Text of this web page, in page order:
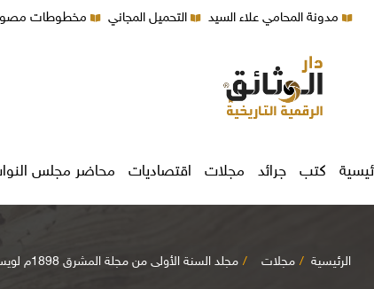
مدونة المحامي علاء السيد التحميل المجاني مخطوطات
كتب جرائد مجلات اقتصاديات محاضر مجلس
الرئيسية مجلات مجلد السنة الأولى من مجلة المشرق 1898م لويس شيخو اليسوعي